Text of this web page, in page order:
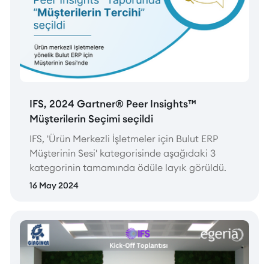
IFS, 2024 Gartner® Peer Insights™
Müşterilerin Seçimi seçildi
IFS, 'Ürün Merkezli İşletmeler için Bulut ERP
Müşterinin Sesi' kategorisinde aşağıdaki 3
kategorinin tamamında ödüle layık görüldü.
16 May 2024